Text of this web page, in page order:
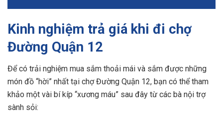
Kinh nghiệm trả giá khi đi chợ
Đường Quận 12
Để có trải nghiệm mua sắm thoải mái và sắm được những
món đồ “hời” nhất tại chợ Đường Quận 12, bạn có thể tham
khảo một vài bí kíp “xương máu” sau đây từ các bà nội trợ
sành sỏi: